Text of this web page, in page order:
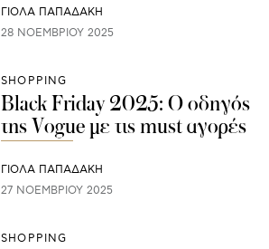
ΓΙΌΛΑ ΠΑΠΑΔΆΚΗ
28 ΝΟΕΜΒΡΊΟΥ 2025
SHOPPING
Black Friday 2025: Ο οδηγός
της Vogue με τις must αγορές
ΓΙΌΛΑ ΠΑΠΑΔΆΚΗ
27 ΝΟΕΜΒΡΊΟΥ 2025
SHOPPING